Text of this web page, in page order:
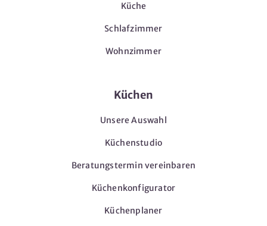
Küche
Schlafzimmer
Wohnzimmer
Küchen
Unsere Auswahl
Küchenstudio
Beratungstermin vereinbaren
Küchenkonfigurator
Küchenplaner